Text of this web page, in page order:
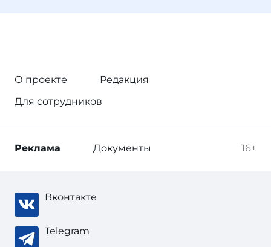
О проекте
Редакция
Для сотрудников
16+
Реклама Документы
Вконтакте
Telegram